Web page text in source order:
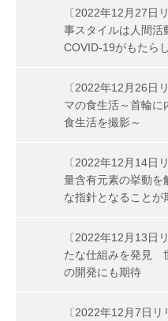
〔2022年12月27日
事スタイルは人間活
COVID-19がもたら
〔2022年12月26日
マの食生活～首輪に
食生活を撮影～
〔2022年12月14日
量含有元素の挙動を
な指針となることが
〔2022年12月13日
たな仕組みを発見
の開発にも期待
〔2022年12月7日